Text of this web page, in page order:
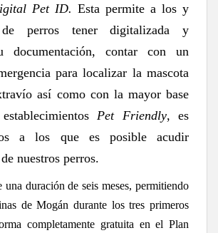
Pet ID. Esta permite a los y
perros tener digitalizada y
documentación, contar con un
para localizar la mascota
así como con la mayor base
Pet Friendly, es
a los que es posible acudir
nuestros perros.
una duración de seis meses, permitiendo
de Mogán durante los tres primeros
completamente gratuita en el Plan